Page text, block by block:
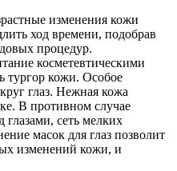
изменения кожи
ход времени, подобрав
процедур.
косметевтическими
тургор кожи. Особое
глаз. Нежная кожа
В противном случае
сеть мелких
масок для глаз позволит
изменений кожи, и